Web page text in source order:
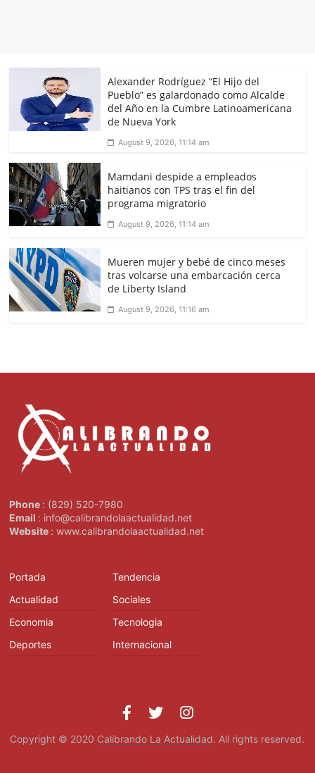
Alexander Rodríguez “El Hijo del
Pueblo” es galardonado como Alcalde
del Año en la Cumbre Latinoamericana
de Nueva York
August 9, 2026, 11:14 am
Mamdani despide a empleados
haitianos con TPS tras el fin del
programa migratorio
August 9, 2026, 11:14 am
Mueren mujer y bebé de cinco meses
tras volcarse una embarcación cerca
de Liberty Island
August 9, 2026, 11:16 am
Phone : (829) 520-7980
Email : info@calibrandolaactualidad.net
Website : www.calibrandolaactualidad.net
Portada
Actualidad
Economia
Deportes
Tendencia
Sociales
Tecnologia
Internacional
Copyright © 2020 Calibrando La Actualidad. All rights reserved.